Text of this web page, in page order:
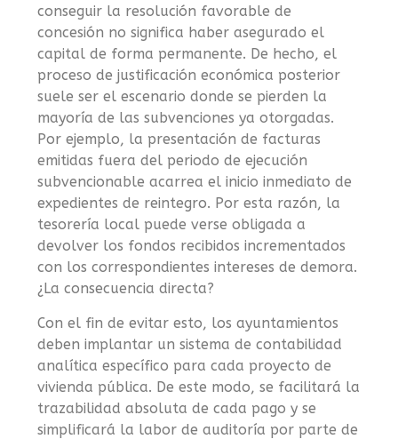
conseguir la resolución favorable de
concesión no significa haber asegurado el
capital de forma permanente. De hecho, el
proceso de justificación económica posterior
suele ser el escenario donde se pierden la
mayoría de las subvenciones ya otorgadas.
Por ejemplo, la presentación de facturas
emitidas fuera del periodo de ejecución
subvencionable acarrea el inicio inmediato de
expedientes de reintegro. Por esta razón, la
tesorería local puede verse obligada a
devolver los fondos recibidos incrementados
con los correspondientes intereses de demora.
¿La consecuencia directa?
Con el fin de evitar esto, los ayuntamientos
deben implantar un sistema de contabilidad
analítica específico para cada proyecto de
vivienda pública. De este modo, se facilitará la
trazabilidad absoluta de cada pago y se
simplificará la labor de auditoría por parte de